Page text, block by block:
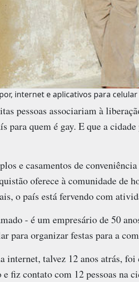
internet e aplicativos para
pessoas associariam à
para quem é gay. E que a
e casamentos de
oferece à comunidade de
o país está fervendo com
- é um empresário de 50
para organizar festas para a
internet, talvez 12 anos atrás,
fiz contato com 12 pessoas na